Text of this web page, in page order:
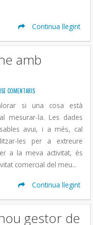
Continua llegint
amb
COMENTARIS
si una cosa està
mesurar-la. Les dades
avui, i a més, cal
les per a extreure
a la meva activitat, és
comercial del meu...
Continua llegint
gestor de